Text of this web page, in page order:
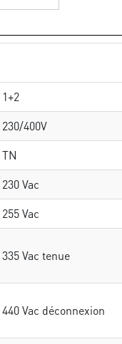
1+2
230/400V
TN
230 Vac
255 Vac
335 Vac tenue
440 Vac déconnexion